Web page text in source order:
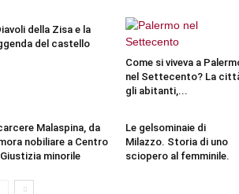
della Zisa e la
del castello
Come si viveva a
nel Settecento? La
gli abitanti,...
Malaspina, da
nobiliare a Centro
minorile
Le gelsominaie di
Milazzo. Storia di uno
sciopero al femminile.